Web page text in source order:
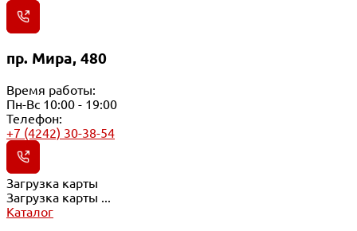
пр. Мира, 480
Время работы:
Пн-Вс 10:00 - 19:00
Телефон:
+7 (4242) 30-38-54
Загрузка карты
Загрузка карты ...
Каталог